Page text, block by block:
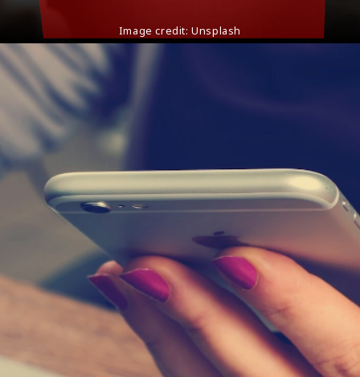
Image credit:Unsplash